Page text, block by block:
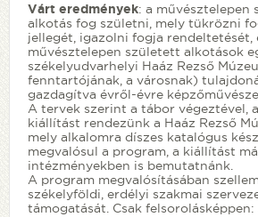
Várt eredmények: a művésztelepen
alkotás fog születni, mely tükrözni
jellegét, igazolni fogja rendeltetését,
művésztelepen született alkotások
székelyudvarhelyi Haáz Rezső
fenntartójának, a városnak)
gazdagítva évről-évre
A tervek szerint a tábor végeztével,
kiállítást rendezünk a Haáz Rezső
mely alkalomra díszes katalógus
megvalósul a program, a kiállítást
intézményekben is bemutatnánk.
A program megvalósításában
székelyföldi, erdélyi szakmai
támogatását. Csak